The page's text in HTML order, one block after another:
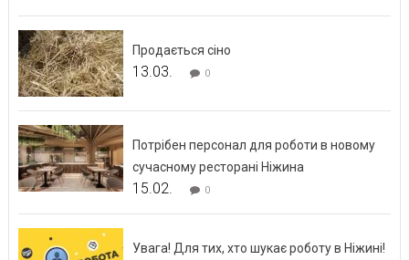
Продається сіно
13.03. 0
Потрібен персонал для роботи в новому
сучасному ресторані Ніжина
15.02. 0
Увага! Для тих, хто шукає роботу в Ніжині!